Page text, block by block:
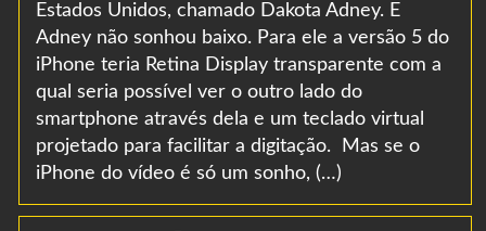
Estados Unidos, chamado Dakota Adney. E
Adney não sonhou baixo. Para ele a versão 5 do
iPhone teria Retina Display transparente com a
qual seria possível ver o outro lado do
smartphone através dela e um teclado virtual
projetado para facilitar a digitação. Mas se o
iPhone do vídeo é só um sonho, (…)